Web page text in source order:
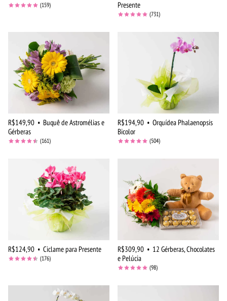
(159)
Presente
(731)
R$149,90 • Buquê de Astromélias e
Gérberas
(161)
R$194,90 • Orquídea Phalaenopsis
Bicolor
(504)
R$124,90 • Ciclame para Presente
(176)
R$309,90 • 12 Gérberas, Chocolates
e Pelúcia
(98)